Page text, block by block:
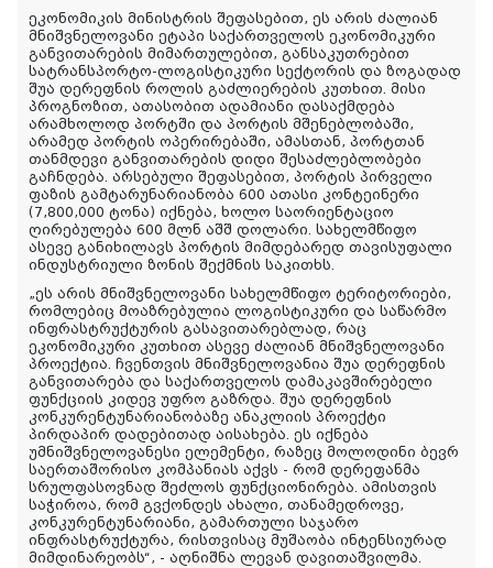
ეკონომიკის მინისტრის შეფასებით, ეს არის ძალიან
მნიშვნელოვანი ეტაპი საქართველოს ეკონომიკური
განვითარების მიმართულებით, განსაკუთრებით
სატრანსპორტო-ლოგისტიკური სექტორის და ზოგადად
შუა დერეფნის როლის გაძლიერების კუთხით. მისი
პროგნოზით, ათასობით ადამიანი დასაქმდება
არამხოლოდ პორტში და პორტის მშენებლობაში,
არამედ პორტის ოპერირებაში, ამასთან, პორტთან
თანმდევი განვითარების დიდი შესაძლებლობები
გაჩნდება. არსებული შეფასებით, პორტის პირველი
ფაზის გამტარუნარიანობა 600 ათასი კონტეინერი
(7,800,000 ტონა) იქნება, ხოლო საორიენტაციო
ღირებულება 600 მლნ აშშ დოლარი. სახელმწიფო
ასევე განიხილავს პორტის მიმდებარედ თავისუფალი
ინდუსტრიული ზონის შექმნის საკითხს.
„ეს არის მნიშვნელოვანი სახელმწიფო ტერიტორიები,
რომლებიც მოაზრებულია ლოგისტიკური და საწარმო
ინფრასტრუქტურის გასავითარებლად, რაც
ეკონომიკური კუთხით ასევე ძალიან მნიშვნელოვანი
პროექტია. ჩვენთვის მნიშვნელოვანია შუა დერეფნის
განვითარება და საქართველოს დამაკავშირებელი
ფუნქციის კიდევ უფრო გაზრდა. შუა დერეფნის
კონკურენტუნარიანობაზე ანაკლიის პროექტი
პირდაპირ დადებითად აისახება. ეს იქნება
უმნიშვნელოვანესი ელემენტი, რაზეც მოლოდინი ბევრ
საერთაშორისო კომპანიას აქვს - რომ დერეფანმა
სრულფასოვნად შეძლოს ფუნქციონირება. ამისთვის
საჭიროა, რომ გვქონდეს ახალი, თანამედროვე,
კონკურენტუნარიანი, გამართული საჯარო
ინფრასტრუქტურა, რისთვისაც მუშაობა ინტენსიურად
მიმდინარეობს“, - აღნიშნა ლევან დავითაშვილმა.